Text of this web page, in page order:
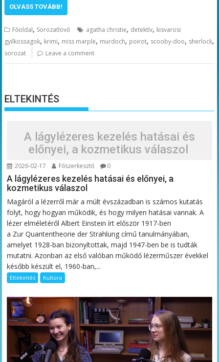
OLVASS TOVÁBB!
Főoldal, Sorozatlövő agatha christie, detektív, kisvarosi
gyilkossagok, krimi, miss marple, murdoch, poirot, scooby-doo, sherlock,
sorozat Leave a comment
ELTEKINTÉS
A lágylézeres kezelés hatásai és
előnyei, a kozmetikus válaszol
2026-02-17 Főszerkesztő 0
A lágylézeres kezelés hatásai és előnyei, a
kozmetikus válaszol
Magáról a lézerről már a múlt évszázadban is számos kutatás
folyt, hogy hogyan működik, és hogy milyen hatásai vannak. A
lézer elméletéről Albert Einstein írt először 1917-ben
a Zur Quantentheorie der Strahlung című tanulmányában,
amelyet 1928-ban bizonyítottak, majd 1947-ben be is tudták
mutatni. Azonban az első valóban működő lézerműszer évekkel
később készült el, 1960-ban,...
Eltekintés Kultúra